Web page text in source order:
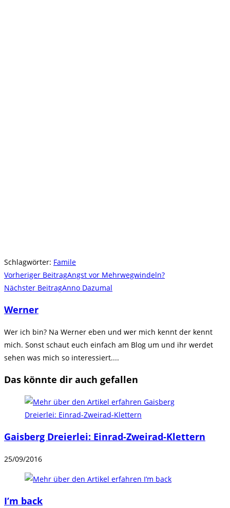
Schlagwörter: Famile
Weitere
Artikel
ansehen
Vorheriger BeitragAngst vor Mehrwegwindeln?
Nächster BeitragAnno Dazumal
Werner
Wer ich bin? Na Werner eben und wer mich kennt der kennt
mich. Sonst schaut euch einfach am Blog um und ihr werdet
sehen was mich so interessiert....
Das könnte dir auch gefallen
Gaisberg Dreierlei: Einrad-Zweirad-Klettern
25/09/2016
I’m back